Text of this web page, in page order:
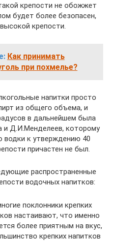
крепости не обожжет
будет более безопасен,
крепости.
Как принимать
при похмелье?
напитки просто
из общего объема, и
в дальнейшем была
и Д.И.Менделеев, которому
водки к утверждению 40
причастен не был.
распространенные
водочных напитков:
поклонники крепких
настаивают, что именно
более приятным на вкус,
крепких напитков